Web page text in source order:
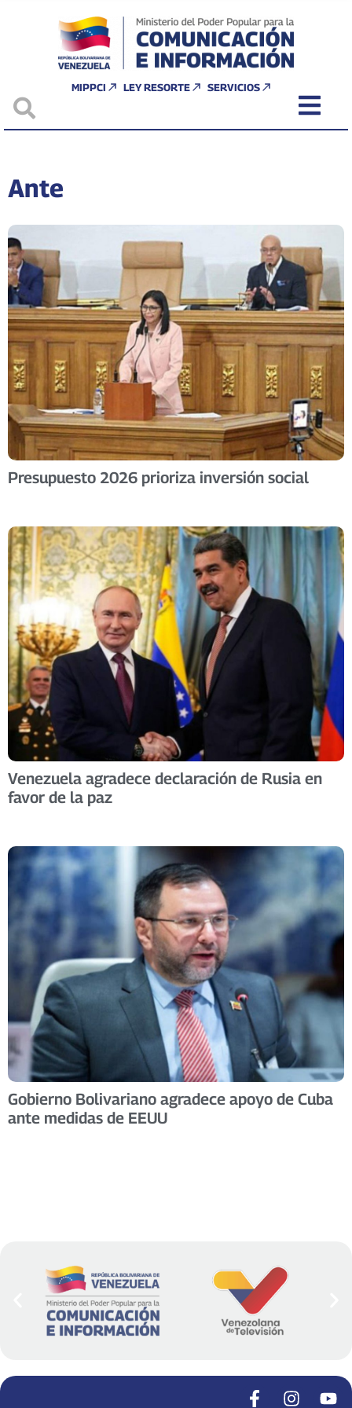
MIPPCI LEY RESORTE SERVICIOS
Ante
Presupuesto 2026 prioriza inversión social
Venezuela agradece declaración de Rusia en
favor de la paz
Gobierno Bolivariano agradece apoyo de Cuba
ante medidas de EEUU